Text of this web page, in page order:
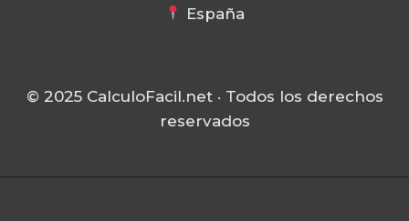
España
© 2025 CalculoFacil.net · Todos los derechos
reservados